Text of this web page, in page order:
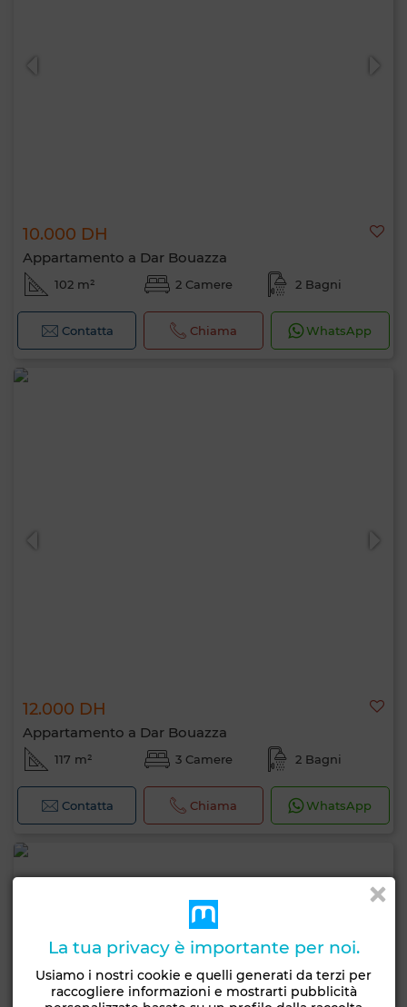
10.000 DH
Appartamento a Dar Bouazza
102 m² 2 Camere 2 Bagni
Contatta Chiama WhatsApp
12.000 DH
Appartamento a Dar Bouazza
117 m² 3 Camere 2 Bagni
Contatta Chiama WhatsApp
La tua privacy è importante per noi.
Usiamo i nostri cookie e quelli generati da terzi per
raccogliere informazioni e mostrarti pubblicità